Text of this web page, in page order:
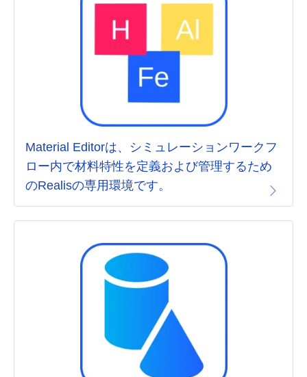
Material Editorは、シミュレーションワークフ
ロー内で材料特性を定義および管理するため
のRealisの専用環境です。